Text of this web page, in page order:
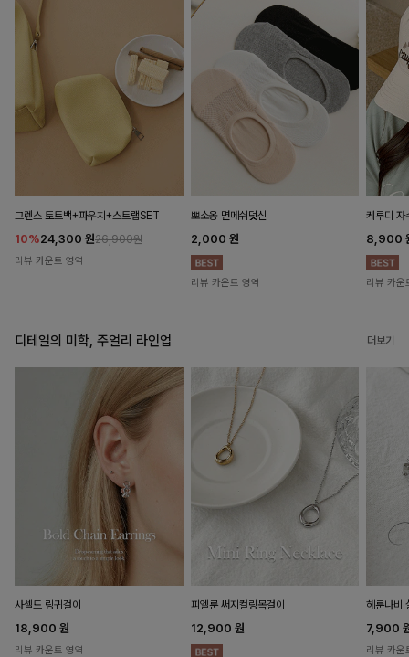
그렌스 토트백+파우치+스트랩SET
10%24,300 원26,900원
리뷰 카운트 영역
뽀소옹 면메쉬덧신
2,000 원
리뷰 카운트 영역
케루디 자
8,900
리뷰 카운
디테일의 미학, 주얼리 라인업 더보기
사셀드 링귀걸이
18,900 원
리뷰 카운트 영역
피엘룬 써지컬링목걸이
12,900 원
헤룬나비
7,900
리뷰 카운